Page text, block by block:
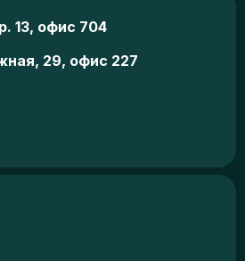
13, офис 704
29, офис 227